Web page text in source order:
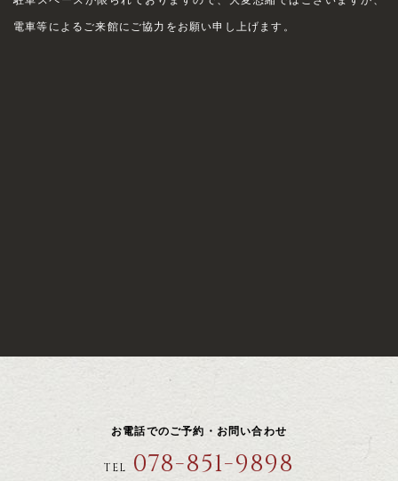
電車等によるご来館にご協力をお願い申し上げます。
お電話でのご予約・お問い合わせ
TEL 078-851-9898